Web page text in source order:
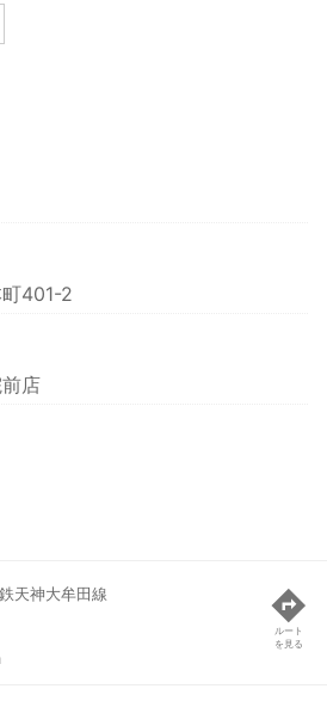
401-2
店
天神大牟田線
ルート
を見る